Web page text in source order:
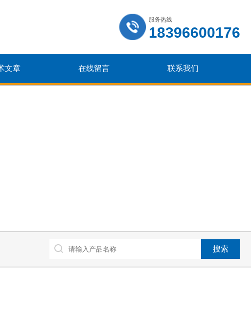
服务热线
18396600176
文章 在线留言 联系我们